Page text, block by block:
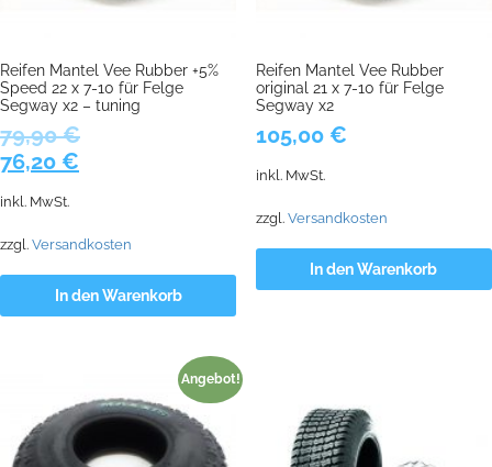
Reifen Mantel Vee Rubber +5%
Speed 22 x 7-10 für Felge
Segway x2 – tuning
79,90€
Ursprünglicher
war:
79,90 €
76,20 €
76,20 €.
inkl. MwSt.
zzgl. Versandkosten
In den Warenkorb
Reifen Mantel Vee Rubber
original 21 x 7-10 für Felge
Segway x2
105,00 €
inkl. MwSt.
zzgl. Versandkosten
In den Warenkorb
Angebot!